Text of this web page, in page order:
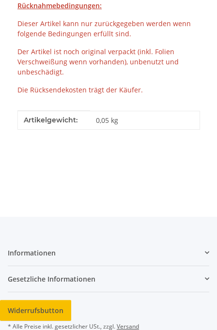
Rücknahmebedingungen:
Dieser Artikel kann nur zurückgegeben werden wenn
folgende Bedingungen erfüllt sind.
Der Artikel ist noch original verpackt (inkl. Folien
Verschweißung wenn vorhanden), unbenutzt und
unbeschädigt.
Die Rücksendekosten trägt der Käufer.
Produkteigenschaft
Wert
Artikelgewicht: 0,05 kg
Informationen
Gesetzliche Informationen
Widerrufsbutton
* Alle Preise inkl. gesetzlicher USt., zzgl.Versand